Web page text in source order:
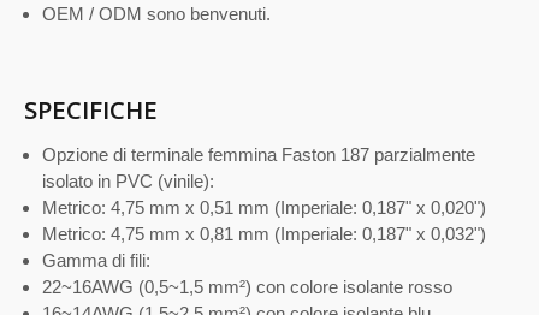
OEM / ODM sono benvenuti.
SPECIFICHE
Opzione di terminale femmina Faston 187 parzialmente
isolato in PVC (vinile):
Metrico: 4,75 mm x 0,51 mm (Imperiale: 0,187" x 0,020")
Metrico: 4,75 mm x 0,81 mm (Imperiale: 0,187" x 0,032")
Gamma di fili:
22~16AWG (0,5~1,5 mm²) con colore isolante rosso